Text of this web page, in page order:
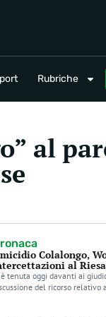
Rubriche
al
Colalongo,
al
è tenuta oggi davanti ai
del ricorso